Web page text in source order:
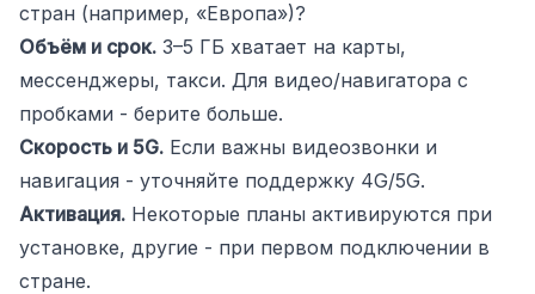
стран (например, «Европа»)?
Объём и срок. 3–5 ГБ хватает на карты,
мессенджеры, такси. Для видео/навигатора с
пробками - берите больше.
Скорость и 5G. Если важны видеозвонки и
навигация - уточняйте поддержку 4G/5G.
Активация. Некоторые планы активируются при
установке, другие - при первом подключении в
стране.